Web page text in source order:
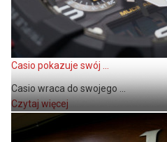
Casio pokazuje swój ...
Casio wraca do swojego ...
Czytaj więcej